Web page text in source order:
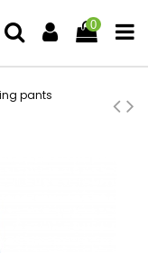
0
pants